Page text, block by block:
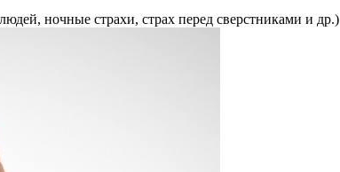
ночные страхи, страх перед сверстниками и др.)